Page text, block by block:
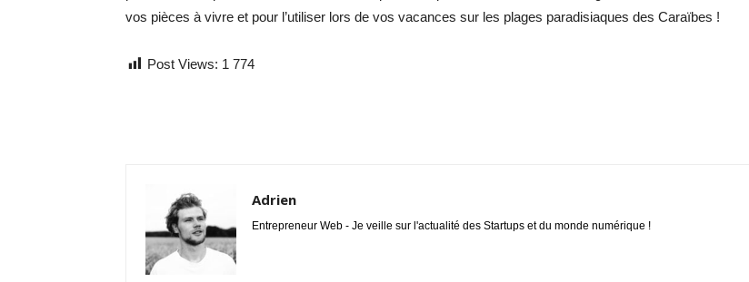
vos pièces à vivre et pour l’utiliser lors de vos vacances sur les plages paradisiaques des Caraïbes !
Post Views: 1 774
Adrien
Entrepreneur Web - Je veille sur l'actualité des Startups et du monde numérique !